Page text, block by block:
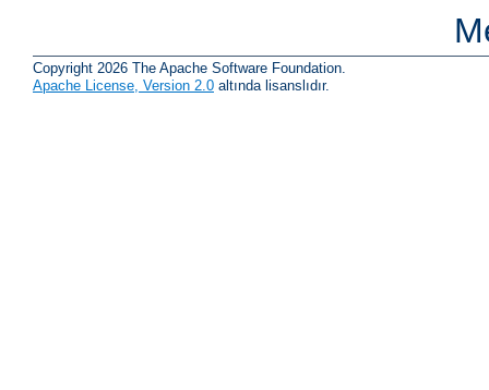
Copyright 2026 The Apache Software Foundation.
Apache License, Version 2.0 altında lisanslıdır.